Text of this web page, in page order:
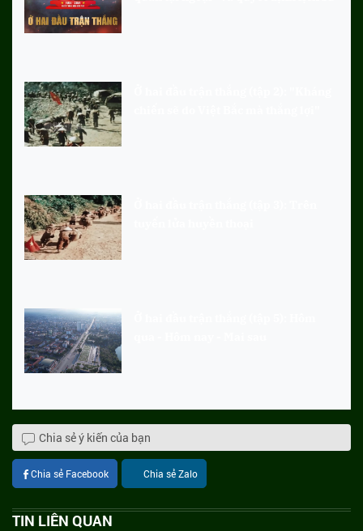
Chia sẻ ý kiến của bạn
Chia sẻ Facebook Chia sẻ Zalo
TIN LIÊN QUAN